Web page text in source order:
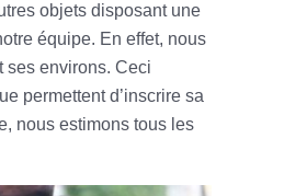
objets disposant une
équipe. En effet, nous
ses environs. Ceci
permettent d’inscrire sa
nous estimons tous les